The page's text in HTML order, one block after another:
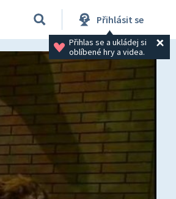
Přihlásit se
Přihlas se a ukládej si
oblíbené hry a videa.